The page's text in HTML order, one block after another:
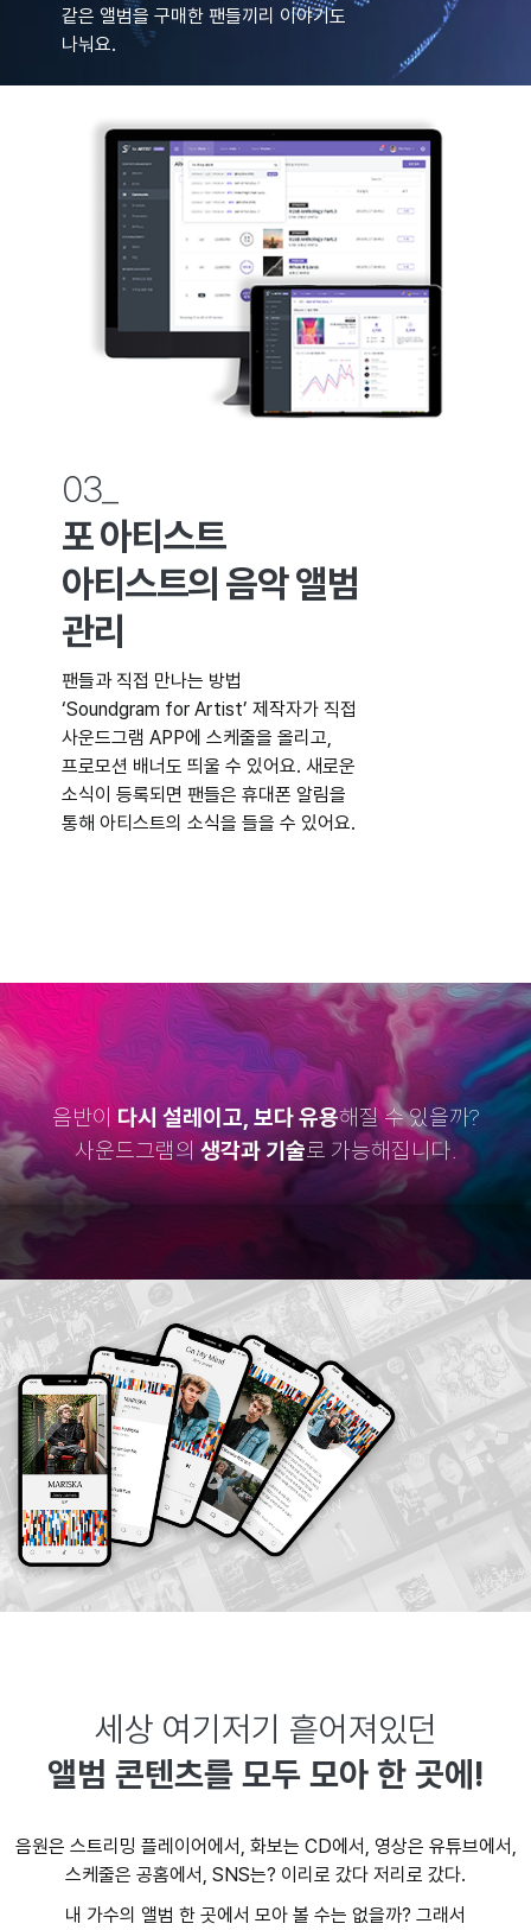
같은 앨범을 구매한 팬들끼리 이야기도
나눠요.
03_
포 아티스트
아티스트의 음악 앨범
관리
팬들과 직접 만나는 방법
‘Soundgram for Artist’ 제작자가 직접
사운드그램 APP에 스케줄을 올리고,
프로모션 배너도 띄울 수 있어요. 새로운
소식이 등록되면 팬들은 휴대폰 알림을
통해 아티스트의 소식을 들을 수 있어요.
음반이다시 설레이고, 보다 유용해질 수 있을까?
사운드그램의생각과 기술로 가능해집니다.
세상 여기저기 흩어져있던
앨범 콘텐츠를 모두 모아 한 곳에!
음원은 스트리밍 플레이어에서, 화보는 CD에서, 영상은 유튜브에서,
스케줄은 공홈에서, SNS는? 이리로 갔다 저리로 갔다.
내 가수의 앨범 한 곳에서 모아 볼 수는 없을까? 그래서